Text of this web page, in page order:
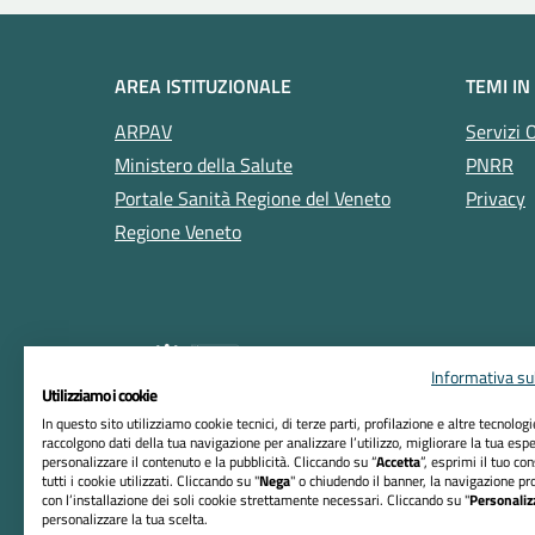
AREA ISTITUZIONALE
ARPAV
Ministero della Salute
Portale Sanità Regione del Veneto
Regione Veneto
TEMI
Servizi
PNRR
Privacy
RIFERIMENTI
Azienda ULSS n. 5 Polesana
Sede Legale:
Informativa
Utilizziamo i cookie
In questo sito utilizziamo cookie tecnici, di terze parti, profilazione e altre
raccolgono dati della tua navigazione per analizzare l’utilizzo, migliorare la tua
personalizzare il contenuto e la pubblicità. Cliccando su “Accetta”, esprimi il tuo
tutti i cookie utilizzati. Cliccando su "Nega" o chiudendo il banner, la navigazione
con l’installazione dei soli cookie strettamente necessari. Cliccando su "
personalizzare la tua scelta.